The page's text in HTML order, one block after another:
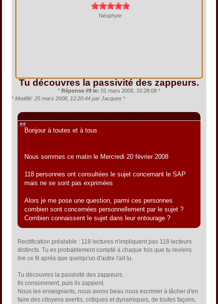
Néophyte
Tu découvres la passivité des zappeurs.
* Réponse #9 le: 01 mars 2008, 10:28:08 *
* Modifié: 25 mars 2008, 12:20:44 par Jacques *
Bonjour à toutes et à tous
Nous sommes ce matin le Mercredi 20 février 2008
118 personnes ont consultées le sujet concernant le SAP
mais ne se sont pas exprimées
Alors je me pose une question, parmi ces personnes
combien sont concernées personnellement par le sujet ?
Combien connaissent le sujet dans leur entourage ?
Rectification préalable : 118 lectures n'impliquent pas 118 lecteurs
distincts. Tu es probablement compté à chaque fois que tu reviens
lire ce fil après que quelqu'un d'autre l'ait lu.
Tu découvres la passivité des zappeurs.
Ils consomment, puis ils zappent.
Nous les enseignants, nous avons beau nous escrimer à tâcher d'en
faire des citoyens avertis, critiques et dynamiques, de toutes façons,